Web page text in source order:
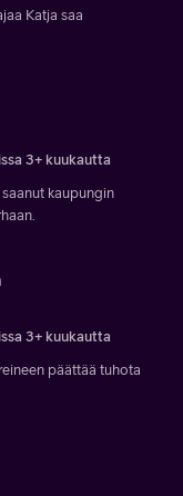
Katja saa
3+ kuukautta
kaupungin
3+ kuukautta
päättää tuhota